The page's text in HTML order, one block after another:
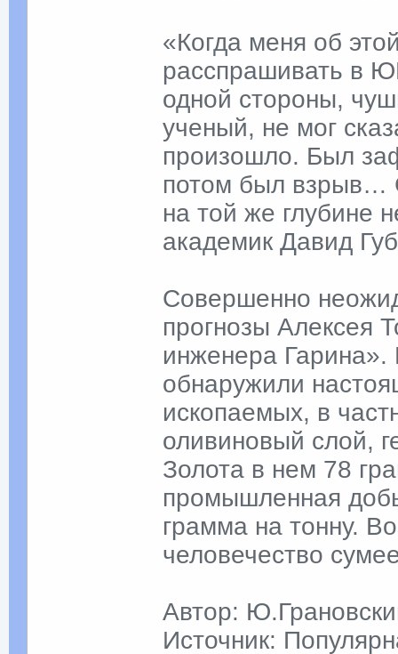
«Когда меня об
расспрашивать в
одной стороны,
ученый, не мог
произошло. Был
потом был взрыв…
на той же глубине
академик Давид
Совершенно
прогнозы Алексея
инженера
обнаружили
ископаемых, в
оливиновый слой,
Золота в нем 78
промышленная
грамма на тонну.
человечество
Автор:
Источник: